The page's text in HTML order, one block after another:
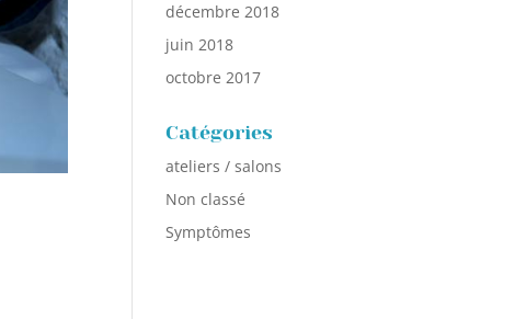
décembre 2018
juin 2018
octobre 2017
Catégories
ateliers / salons
Non classé
Symptômes